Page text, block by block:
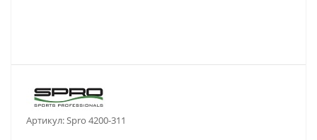
Артикул:Spro 4200-311